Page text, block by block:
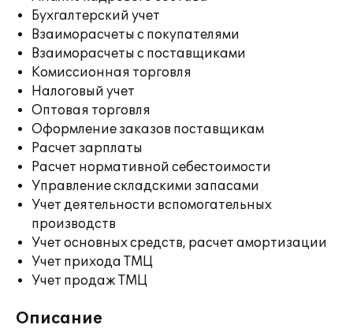
Бухгалтерский учет
Взаиморасчеты с покупателями
Взаиморасчеты с поставщиками
Комиссионная торговля
Налоговый учет
Оптовая торговля
Оформление заказов поставщикам
Расчет зарплаты
Расчет нормативной себестоимости
Управление складскими запасами
Учет деятельности вспомогательных
производств
Учет основных средств, расчет амортизации
Учет прихода ТМЦ
Учет продаж ТМЦ
Описание